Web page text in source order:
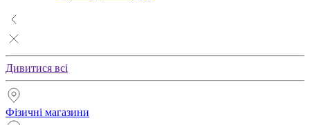
Дивитися всі
Фізичні магазини